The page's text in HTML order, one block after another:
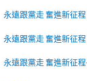
永遠跟黨走 奮進新征
永遠跟黨走 奮進新征
永遠跟黨走 奮進新征